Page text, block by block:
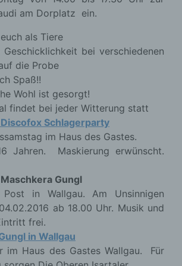
am Dorplatz ein.
als Tiere
bei verschiedenen
die Probe
Spaß!!
Wohl ist gesorgt!
findet bei jeder Witterung statt
Schlagerparty
im Haus des Gastes.
Jahren. Maskierung erwünscht.
Gungl
in Wallgau. Am Unsinnigen
ab 18.00 Uhr. Musik und
frei.
in Wallgau
im Haus des Gastes Wallgau. Für
Internetseite wiederzuerkennen.
Wiedererkennung ist es, den
Benutzer einer Internetseite, die
muss beispielsweise nicht bei
der Internetseite erneut seine
eingeben, weil dies von der
dem auf dem Computersystem
abgelegten Cookie übernommen
Beispiel ist das Cookie eines
im Online-Shop. Der Online-Shop
Artikel, die ein Kunde in den
gelegt hat, über ein Cookie.
Person kann die Setzung von
unsere Internetseite jederzeit
entsprechenden Einstellung des
verhindern und damit
von Cookies dauerhaft
Ferner können bereits gesetzte
über einen Internetbrowser oder
gelöscht werden. Dies